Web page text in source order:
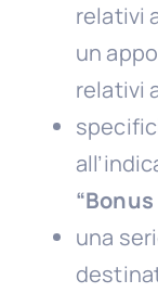
relativi
un
relativi
“Bonus
una